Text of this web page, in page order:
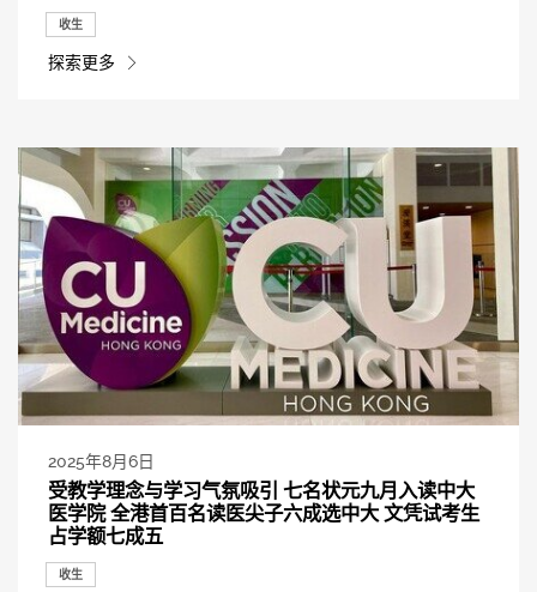
收生
探索更多
2025年8月6日
受教学理念与学习气氛吸引 七名状元九月入读中大
医学院 全港首百名读医尖子六成选中大 文凭试考生
占学额七成五
收生